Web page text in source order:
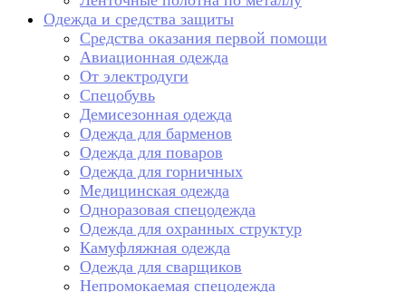
Одежда и средства защиты
Средства оказания первой помощи
Авиационная одежда
От электродуги
Спецобувь
Демисезонная одежда
Одежда для барменов
Одежда для поваров
Одежда для горничных
Медицинская одежда
Одноразовая спецодежда
Одежда для охранных структур
Камуфляжная одежда
Одежда для сварщиков
Непромокаемая спецодежда